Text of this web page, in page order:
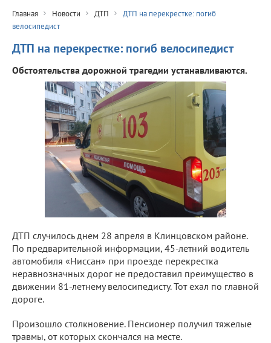
Главная Новости ДТП
ДТП на перекрестке: погиб
велосипедист
ДТП на перекрестке: погиб велосипедист
Обстоятельства дорожной трагедии устанавливаются.
ДТП случилось днем 28 апреля в Клинцовском районе.
По предварительной информации, 45-летний водитель
автомобиля «Ниссан» при проезде перекрестка
неравнозначных дорог не предоставил преимущество в
движении 81-летнему велосипедисту. Тот ехал по главной
дороге.
Произошло столкновение. Пенсионер получил тяжелые
травмы, от которых скончался на месте.